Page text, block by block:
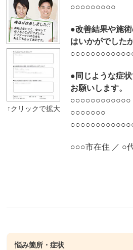
○○○○○○○○○
●改善結果や施
はいかがでした
●同じような症
お願いします。
○○○○○○○○○○○○
○○○○○○○
○○○市在住 ／ ○
悩み箇所・症状